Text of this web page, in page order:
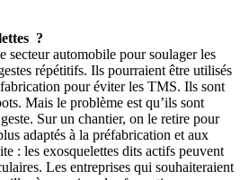
?
secteur automobile pour soulager les
répétitifs. Ils pourraient être utilisés
pour éviter les TMS. Ils sont
Mais le problème est qu’ils sont
Sur un chantier, on le retire pour
adaptés à la préfabrication et aux
: les exosquelettes dits actifs peuvent
Les entreprises qui souhaiteraient